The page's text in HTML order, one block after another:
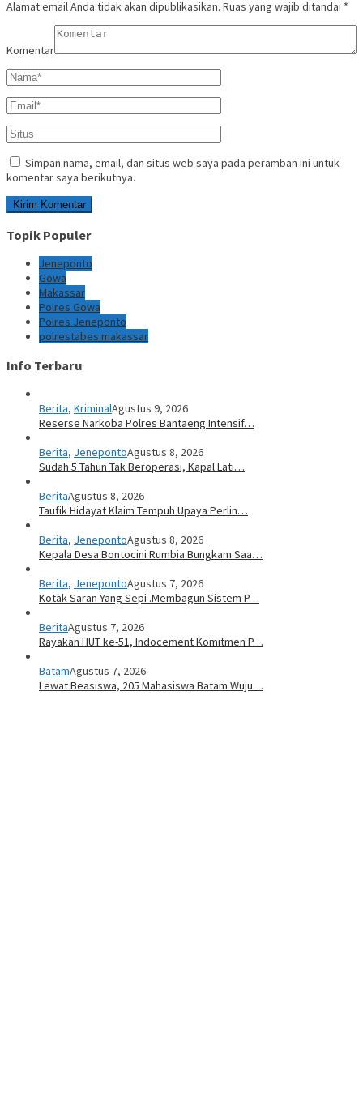
Alamat email Anda tidak akan dipublikasikan. Ruas yang wajib ditandai *
Komentar
Simpan nama, email, dan situs web saya pada peramban ini untuk
komentar saya berikutnya.
Topik Populer
Jeneponto
Gowa
Makassar
Polres Gowa
Polres Jeneponto
polrestabes makassar
Info Terbaru
Berita, KriminalAgustus 9, 2026
Reserse Narkoba Polres Bantaeng Intensif…
Berita, JenepontoAgustus 8, 2026
Sudah 5 Tahun Tak Beroperasi, Kapal Lati…
BeritaAgustus 8, 2026
Taufik Hidayat Klaim Tempuh Upaya Perlin…
Berita, JenepontoAgustus 8, 2026
Kepala Desa Bontocini Rumbia Bungkam Saa…
Berita, JenepontoAgustus 7, 2026
Kotak Saran Yang Sepi .Membagun Sistem P…
BeritaAgustus 7, 2026
Rayakan HUT ke-51, Indocement Komitmen P…
BatamAgustus 7, 2026
Lewat Beasiswa, 205 Mahasiswa Batam Wuju…